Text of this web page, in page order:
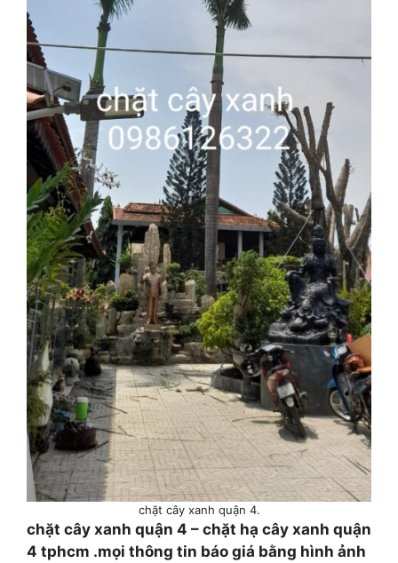
chặt cây xanh quận 4.
chặt cây xanh quận 4 – chặt hạ cây xanh quận
4 tphcm .mọi thông tin báo giá bằng hình ảnh